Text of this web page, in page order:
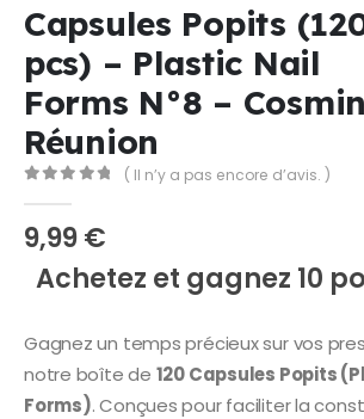
Capsules Popits
pcs) – Plastic Nail
Forms N°8 –
Réunion
( Il n’y a pas encore d’avis. )
9,99€
Achetez et gagnez 10
Gagnez un temps précieux sur vos
notre boîte de 120 Capsules Popits
Forms). Conçues pour faciliter la